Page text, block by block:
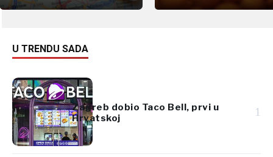
U TRENDU SADA
Zagreb dobio Taco Bell, prvi u
Hrvatskoj
1